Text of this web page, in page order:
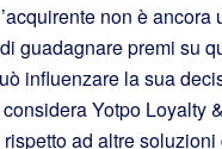
non è ancora
guadagnare premi su
influenzare la sua
Yotpo Loyalty
rispetto ad altre